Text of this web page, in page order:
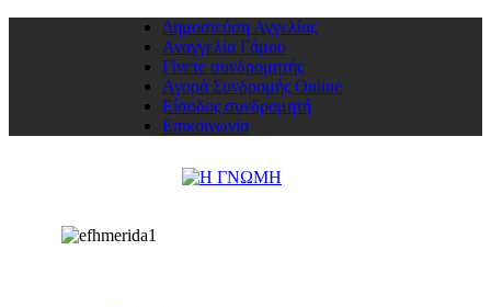
Δημοσιεύση Αγγελίας
Αναγγελία Γάμου
Γίνετε συνδρομητής
Αγορά Συνδρομής Online
Είσοδος συνδρομητή
Επικοινωνία